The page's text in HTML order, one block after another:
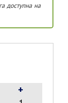
доступна на
+